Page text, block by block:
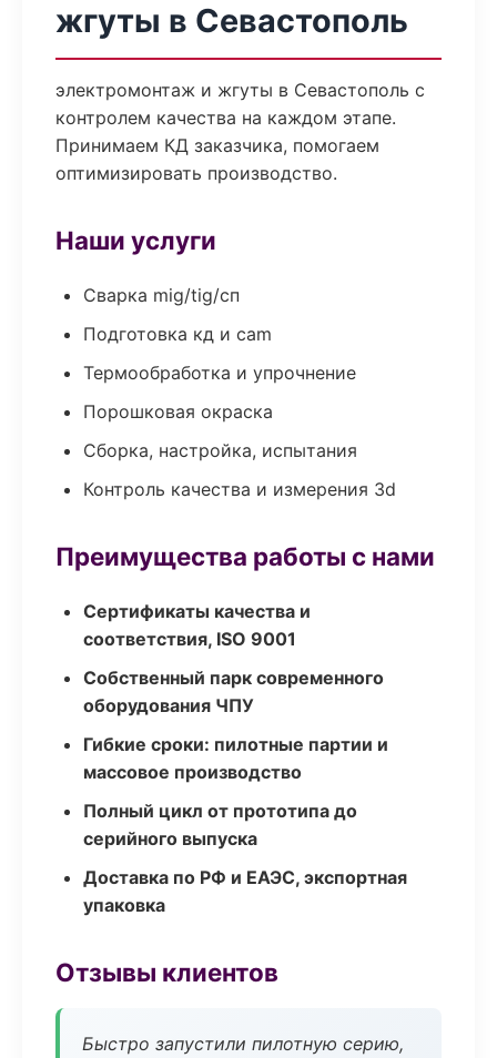
жгуты в Севастополь
электромонтаж и жгуты в Севастополь с
контролем качества на каждом этапе.
Принимаем КД заказчика, помогаем
оптимизировать производство.
Наши услуги
Сварка mig/tig/сп
Подготовка кд и cam
Термообработка и упрочнение
Порошковая окраска
Сборка, настройка, испытания
Контроль качества и измерения 3d
Преимущества работы с нами
Сертификаты качества и
соответствия, ISO 9001
Собственный парк современного
оборудования ЧПУ
Гибкие сроки: пилотные партии и
массовое производство
Полный цикл от прототипа до
серийного выпуска
Доставка по РФ и ЕАЭС, экспортная
упаковка
Отзывы клиентов
Быстро запустили пилотную серию,